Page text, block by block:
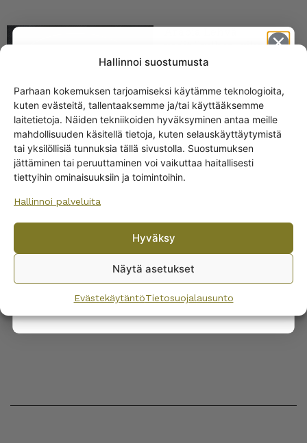
Hallinnoi suostumusta
Parhaan kokemuksen tarjoamiseksi käytämme teknologioita,
kuten evästeitä, tallentaaksemme ja/tai käyttääksemme
laitetietoja. Näiden tekniikoiden hyväksyminen antaa meille
mahdollisuuden käsitellä tietoja, kuten selauskäyttäytymistä
tai yksilöllisiä tunnuksia tällä sivustolla. Suostumuksen
jättäminen tai peruuttaminen voi vaikuttaa haitallisesti
tiettyihin ominaisuuksiin ja toimintoihin.
Hallinnoi palveluita
Hyväksy
Näytä asetukset
EvästekäytäntöTietosuojalausunto
vadit/kulhot, vihreä,
30-luku
Arabia Lautanen vihreä
Get -5%
off?
Yes! I want the discount
By subscribing to the newsletter, you consent to receiving messages from
privacy policy.